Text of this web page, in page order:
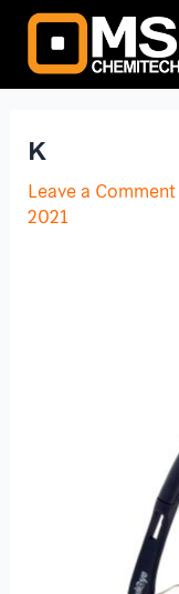
Skip
content
K
Leave a Comment
2021
Post
navigation